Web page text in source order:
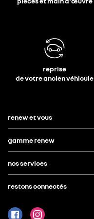
reprise
de votre ancien véhicule
renew et vous
gamme renew
nos services
restons connectés